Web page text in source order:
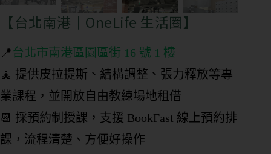
【台北南港｜OneLife 生活圈】
📍台北市南港區園區街 16 號 1 樓
🧘 提供皮拉提斯、結構調整、張力釋放等專
業課程，並開放自由教練場地租借
📆 採預約制授課，支援 BookFast 線上預約排
課，流程清楚、方便好操作
課
管
私